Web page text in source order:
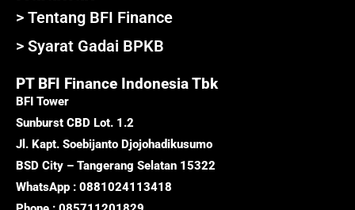
> Tentang BFI Finance
> Syarat Gadai BPKB
PT BFI Finance Indonesia Tbk
BFI Tower
Sunburst CBD Lot. 1.2
Jl. Kapt. Soebijanto Djojohadikusumo
BSD City – Tangerang Selatan 15322
WhatsApp : 0881024113418